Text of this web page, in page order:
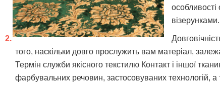
візерунками.
того, наскільки довго прослужить вам матеріал,
Термін служби якісного текстилю Контакт і іншої
фарбувальних речовин, застосовуваних технологій,